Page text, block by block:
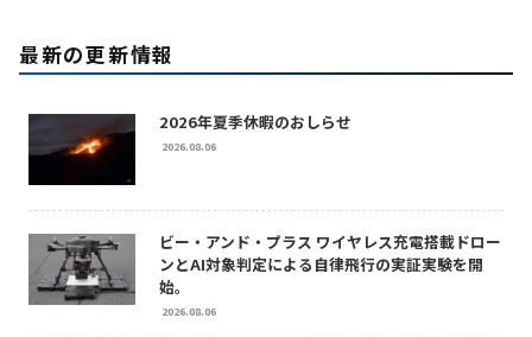
最新の更新情報
2026年夏季休暇のおしらせ
2026.08.06
ビー・アンド・プラス ワイヤレス充電搭載ドロー
ンとAI対象判定による自律飛行の実証実験を開
始。
2026.08.06